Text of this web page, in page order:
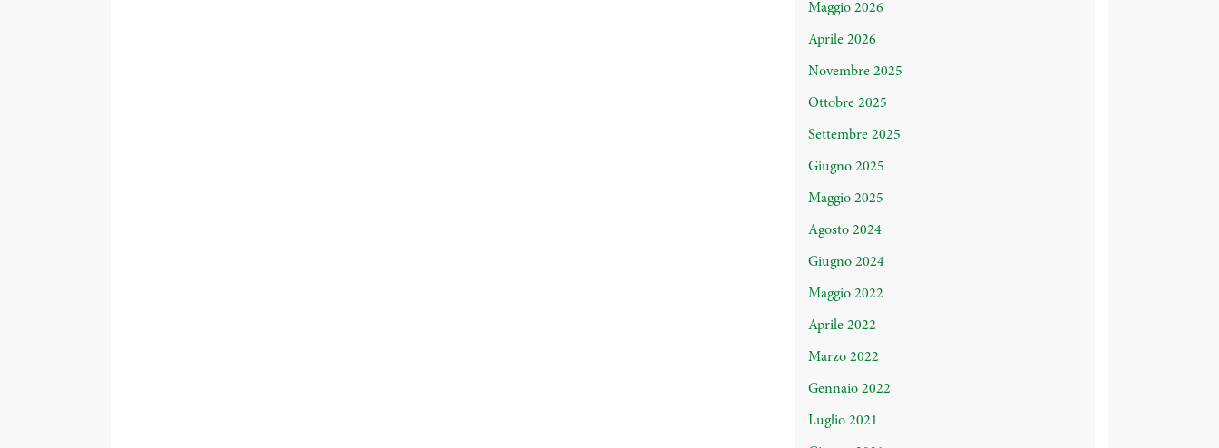
Maggio 2026
Aprile 2026
Novembre 2025
Ottobre 2025
Settembre 2025
Giugno 2025
Maggio 2025
Agosto 2024
Giugno 2024
Maggio 2022
Aprile 2022
Marzo 2022
Gennaio 2022
Luglio 2021